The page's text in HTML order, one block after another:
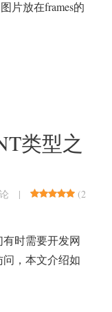
片放在frames的
类型之
| (2
时需要开发网
，本文介绍如